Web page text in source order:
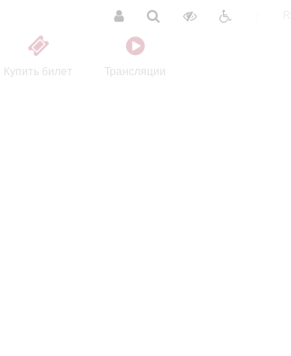
Купить билет Трансляции